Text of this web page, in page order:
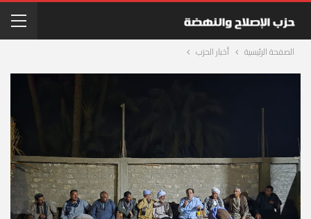
الصفحة الرئيسية أخبار الحزب